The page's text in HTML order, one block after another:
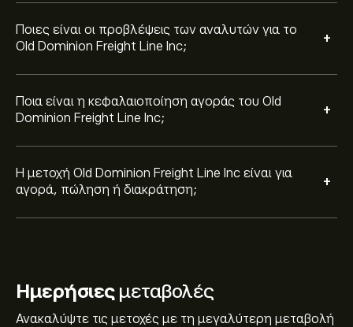
Ποιες είναι οι προβλέψεις των αναλυτών για το
Old Dominion Freight Line Inc;
+
Ποια είναι η κεφαλαιοποίηση αγοράς του Old
Dominion Freight Line Inc;
+
Η μετοχή Old Dominion Freight Line Inc είναι για
αγορά, πώληση ή διακράτηση;
+
Ημερήσιεςμεταβολές
Ανακαλύψτε τις μετοχές με τη μεγαλύτερη μεταβολή